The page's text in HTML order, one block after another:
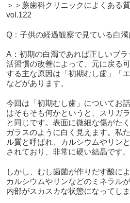
＞＞蕨歯科クリニックによくある
vol.122
Q：子供の経過観察で見ている白濁
A：初期の白濁であれば正しいブ
活習慣の改善によって、元に戻る
する主な原因は「初期むし歯」「
などがあります。
今回は「初期むし歯」についてお
はそもそも何かというと、スリガ
と同じです。表面に微細な傷がた
ガラスのように白く見えます。私
ル質と呼ばれ、カルシウムやリン
されており、非常に硬い結晶です。
しかし、むし歯菌が作りだす酸に
カルシウムやリンなどのミネラル
内部がスカスカな状態になってしま